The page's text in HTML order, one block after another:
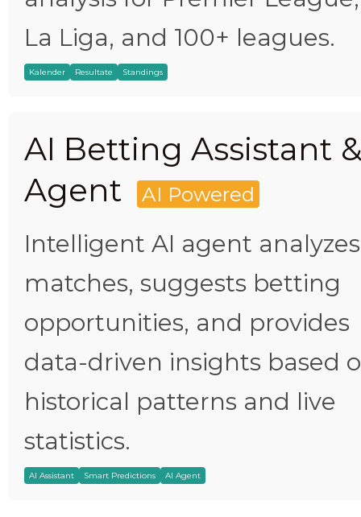
La Liga, and 100+ leagues.
Kalender Resultate Standings
AI Betting Assistant
Agent
AI Powered
Intelligent AI agent analyzes
matches, suggests betting
opportunities, and provides
data-driven insights based
historical patterns and live
statistics.
AI Assistant Smart Predictions AI Agent